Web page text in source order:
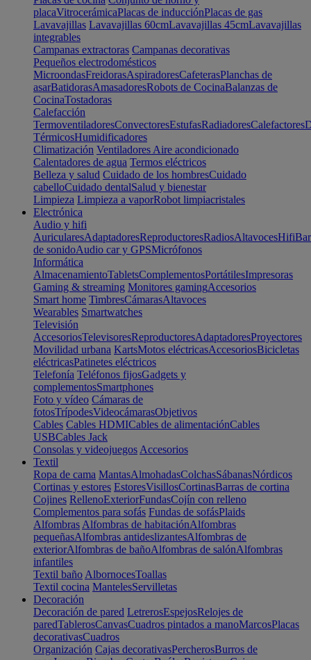
placaVitrocerámicaPlacas de inducciónPlacas de gas
Lavavajillas Lavavajillas 60cmLavavajillas 45cmLavavajillas
integrables
Campanas extractoras Campanas decorativas
Pequeños electrodomésticos
MicroondasFreidorasAspiradoresCafeterasPlanchas de
asarBatidorasAmasadoresRobots de CocinaBalanzas de
CocinaTostadoras
Calefacción
TermoventiladoresConvectoresEstufasRadiadoresCalefactores
TérmicosHumidificadores
Climatización Ventiladores Aire acondicionado
Calentadores de agua Termos eléctricos
Belleza y salud Cuidado de los hombresCuidado
cabelloCuidado dentalSalud y bienestar
Limpieza Limpieza a vaporRobot limpiacristales
Electrónica
Audio y hifi
AuricularesAdaptadoresReproductoresRadiosAltavocesHifi
de sonidoAudio car y GPSMicrófonos
Informática
AlmacenamientoTabletsComplementosPortátilesImpresoras
Gaming & streaming Monitores gamingAccesorios
Smart home TimbresCámarasAltavoces
Wearables Smartwatches
Televisión
AccesoriosTelevisoresReproductoresAdaptadoresProyectores
Movilidad urbana KartsMotos eléctricasAccesoriosBicicletas
eléctricasPatinetes eléctricos
Telefonía Teléfonos fijosGadgets y
complementosSmartphones
Foto y vídeo Cámaras de
fotosTrípodesVideocámarasObjetivos
Cables Cables HDMICables de alimentaciónCables
USBCables Jack
Consolas y videojuegos Accesorios
Textil
Ropa de cama MantasAlmohadasColchasSábanasNórdicos
Cortinas y estores EstoresVisillosCortinasBarras de cortina
Cojines RellenoExteriorFundasCojín con relleno
Complementos para sofás Fundas de sofásPlaids
Alfombras Alfombras de habitaciónAlfombras
pequeñasAlfombras antideslizantesAlfombras de
exteriorAlfombras de bañoAlfombras de salónAlfombras
infantiles
Textil baño AlbornocesToallas
Textil cocina MantelesServilletas
Decoración
Decoración de pared LetrerosEspejosRelojes de
paredTablerosCanvasCuadros pintados a manoMarcosPlacas
decorativasCuadros
Organización Cajas decorativasPercherosBurros de